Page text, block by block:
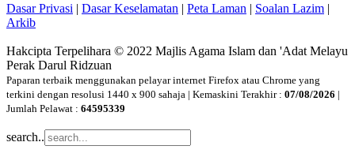
Dasar Privasi | Dasar Keselamatan | Peta Laman | Soalan Lazim |
Arkib
Hakcipta Terpelihara © 2022 Majlis Agama Islam dan 'Adat Melayu
Perak Darul Ridzuan
Paparan terbaik menggunakan pelayar internet Firefox atau Chrome yang
terkini dengan resolusi 1440 x 900 sahaja | Kemaskini Terakhir : 07/08/2026 |
Jumlah Pelawat : 64595339
search..